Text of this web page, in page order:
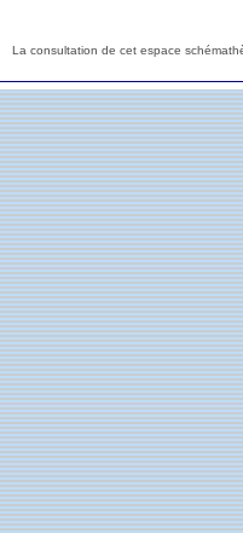
La consultation de cet espace